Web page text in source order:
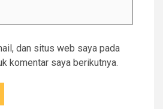
dan situs web saya pada
komentar saya berikutnya.